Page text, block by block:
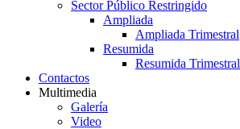
Sector Público Restringido
Ampliada
Ampliada Trimestral
Resumida
Resumida Trimestral
Contactos
Multimedia
Galería
Video